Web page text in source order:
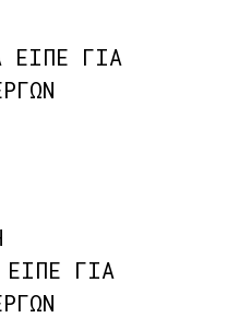
ΕΙΠΕ ΓΙΑ
ΕΙΠΕ ΓΙΑ